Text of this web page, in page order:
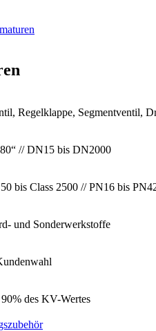
Regelklappe, Segmentventil,
// DN15 bis DN2000
bis Class 2500 // PN16 bis
und Sonderwerkstoffe
des KV-Wertes